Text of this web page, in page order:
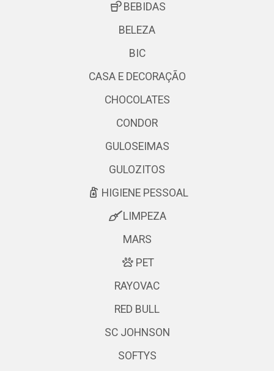
BEBIDAS
BELEZA
BIC
CASA E DECORAÇÃO
CHOCOLATES
CONDOR
GULOSEIMAS
GULOZITOS
HIGIENE PESSOAL
LIMPEZA
MARS
PET
RAYOVAC
RED BULL
SC JOHNSON
SOFTYS